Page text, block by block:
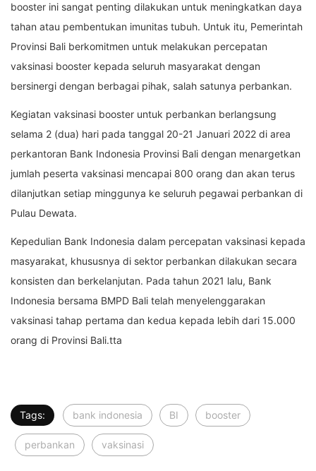
booster ini sangat penting dilakukan untuk meningkatkan daya
tahan atau pembentukan imunitas tubuh. Untuk itu, Pemerintah
Provinsi Bali berkomitmen untuk melakukan percepatan
vaksinasi booster kepada seluruh masyarakat dengan
bersinergi dengan berbagai pihak, salah satunya perbankan.
Kegiatan vaksinasi booster untuk perbankan berlangsung
selama 2 (dua) hari pada tanggal 20-21 Januari 2022 di area
perkantoran Bank Indonesia Provinsi Bali dengan menargetkan
jumlah peserta vaksinasi mencapai 800 orang dan akan terus
dilanjutkan setiap minggunya ke seluruh pegawai perbankan di
Pulau Dewata.
Kepedulian Bank Indonesia dalam percepatan vaksinasi kepada
masyarakat, khususnya di sektor perbankan dilakukan secara
konsisten dan berkelanjutan. Pada tahun 2021 lalu, Bank
Indonesia bersama BMPD Bali telah menyelenggarakan
vaksinasi tahap pertama dan kedua kepada lebih dari 15.000
orang di Provinsi Bali.tta
Tags: bank indonesia BI booster
perbankan vaksinasi